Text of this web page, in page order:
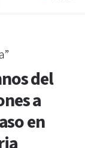
del
a
en